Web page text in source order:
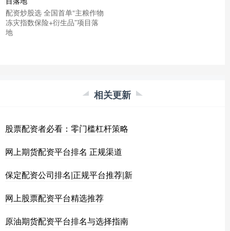
配资炒股选 全国首单“主粮作物
冻灾指数保险+衍生品”项目落
地
相关更新
股票配资者必看：零门槛杠杆策略
网上期货配资平台排名 正规渠道
保定配资公司排名|正规平台推荐|新
网上股票配资平台精选推荐
原油期货配资平台排名与选择指南